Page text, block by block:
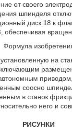
от своего
шпинделя
диск 18 к
Формула
на
соосно
в станок
него и
РИСУНКИ